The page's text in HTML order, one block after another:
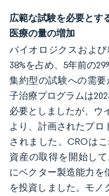
広範な試験を必要とす
医療の量の増加
バイオロジクスおよ
38%を占め、5年前の
集約型の試験への需
子治療プログラムは
必要としましたが、ウ
より、計画されたプロ
されました。CROは
資産の取得を開始して
にベクター製造能力を
を投資しました。モノ